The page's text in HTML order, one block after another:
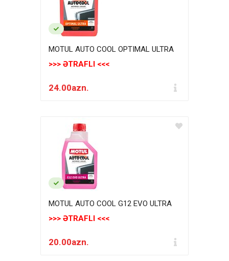
MOTUL AUTO COOL OPTIMAL ULTRA
>>> ƏTRAFLI <<<
24.00azn.
MOTUL AUTO COOL G12 EVO ULTRA
>>> ƏTRAFLI <<<
20.00azn.